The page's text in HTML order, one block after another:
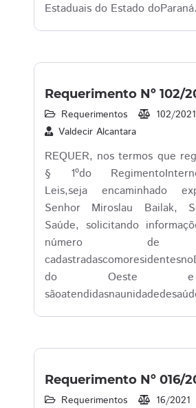
Estaduais do Estado doParaná.
Requerimento Nº 102/
Requerimentos 102/2021
Valdecir Alcantara
REQUER, nos termos que
§ 1ºdo
Leis,seja encaminhado
Senhor Miroslau Bailak,
Saúde, solicitando
número de
do Oeste
Requerimento Nº 016/
Requerimentos 16/2021